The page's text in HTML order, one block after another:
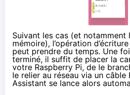
Suivant les cas (et
mémoire), l’opération
peut prendre du temps. Une
terminé, il suffit de placer la
votre Raspberry Pi, de le
le relier au réseau via un câble
Assistant se lance alors